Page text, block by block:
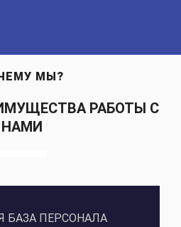
МЫ?
РАБОТЫ С
НАМИ
БАЗА ПЕРСОНАЛА